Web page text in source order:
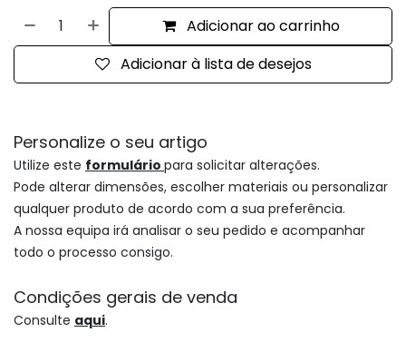
Adicionar ao carrinho
Adicionar à lista de desejos
Personalize o seu artigo
Utilize este formulário para solicitar alterações.
Pode alterar dimensões, escolher materiais ou personalizar
qualquer produto de acordo com a sua preferência.
A nossa equipa irá analisar o seu pedido e acompanhar
todo o processo consigo.
Condições gerais de venda
Consulte aqui.